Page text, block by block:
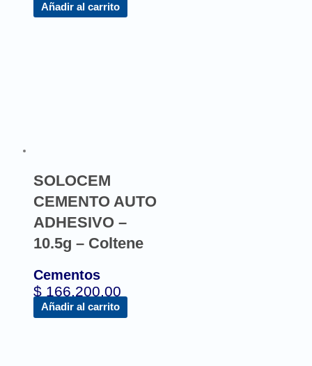
Añadir al carrito
SOLOCEM
CEMENTO AUTO
ADHESIVO –
10.5g – Coltene
Cementos
$ 166.200,00
Añadir al carrito